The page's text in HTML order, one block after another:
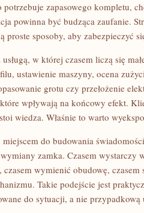
zapasowego kompletu,
powinna być budząca zaufanie.
proste sposoby, aby zabezpieczyć
w której czasem liczą się
ustawienie maszyny, ocena
grotu czy przełożenie
wpływają na końcowy efekt.
wiedza. Właśnie to warto
do budowania
zamka. Czasem wystarczy
wymienić obudowę,
Takie podejście jest
do sytuacji, a nie przypadkową